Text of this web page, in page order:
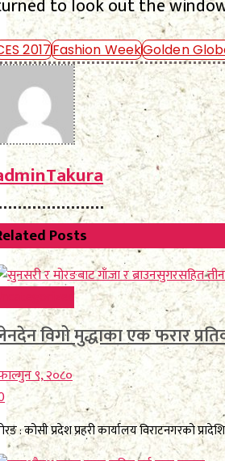
2017Fashion WeekGolden
Posts
विगो मुद्धाका एक फरार
९, २०८०
: कोसी प्रदेश प्रहरी कार्यालय विराटनगरको